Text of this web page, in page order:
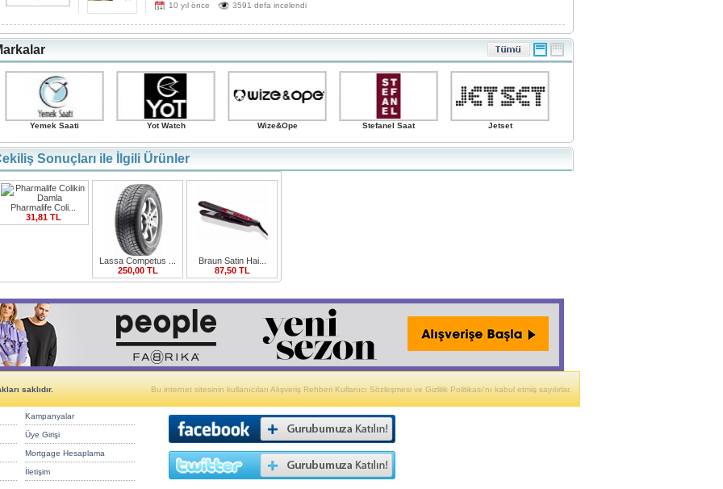
10 yıl önce 3591 defa incelendi
Yemek Saati Yot Watch Wize&Ope Stefanel Saat Jetset
Sonuçları ile İlgili Ürünler
Pharmalife Coli...
31,81 TL
Lassa Competus ...
250,00 TL
Braun Satin Hai...
87,50 TL
saklıdır. Bu internet sitesinin kullanıcıları Alışveriş Rehberi Kullanıcı Sözleşmesi ve Gizlilik Politikası'nı kabul etmiş sayılırlar.
Kampanyalar
Üye Girişi
Mortgage Hesaplama
İletişim